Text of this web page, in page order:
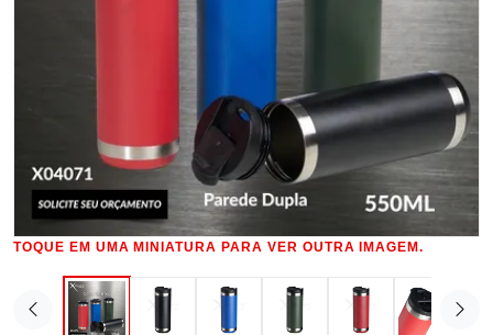
TOQUE EM UMA MINIATURA PARA VER OUTRA IMAGEM.